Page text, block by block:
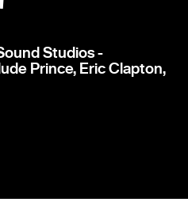
Studios -
Prince, Eric Clapton,